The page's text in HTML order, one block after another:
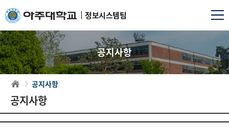
정보시스템팀
공지사항
공지사항
공지사항